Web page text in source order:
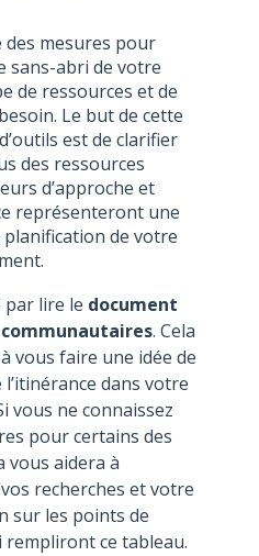
mesures pour
sans-abri de votre
de ressources et de
Le but de cette
est de clarifier
des ressources
d’approche et
représenteront une
de votre
par lire le document
. Cela
vous faire une idée de
l’itinérance dans votre
vous ne connaissez
pour certains des
vous aidera à
recherches et votre
sur les points de
rempliront ce tableau.